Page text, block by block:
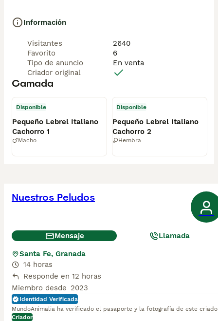
Información
Visitantes
2640
Favorito
6
Tipo de anuncio
En venta
Criador original
Camada
Disponible
Pequeño Lebrel Italiano
Cachorro 1
Macho
Disponible
Pequeño Lebrel Italiano
Cachorro 2
Hembra
Nuestros Peludos
Mensaje Llamada
Santa Fe, Granada
14 horas
Responde en 12 horas
Miembro desde 2023
Identidad Verificada
MundoAnimalia ha verificado el pasaporte y la fotografía de este
Criador